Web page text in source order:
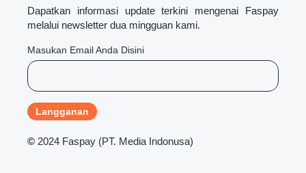
Dapatkan informasi update terkini mengenai Faspay
melalui newsletter dua mingguan kami.
Masukan Email Anda Disini
© 2024 Faspay (PT. Media Indonusa)